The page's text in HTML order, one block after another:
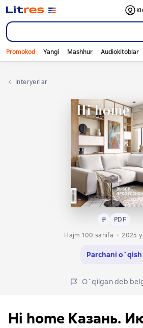
Promokod Yangi Mashhur Audiokitoblar
interyerlar
Matn PDF
PDF
Hajm 100 sahifa
2025
Parchani o`qish
O`qilgan deb
Hi home Казань.